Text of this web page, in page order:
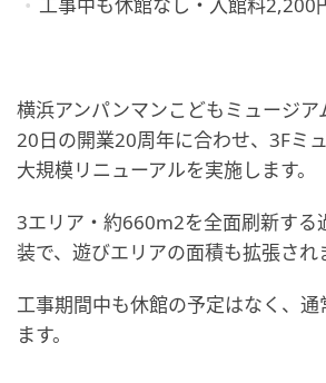
横浜アンパンマンこどもミュージ
20日の開業20周年に合わせ、3Fミ
大規模リニューアルを実施します。
3エリア・約660m2を全面刷新する
装で、遊びエリアの面積も拡張され
工事期間中も休館の予定はなく、通
ます。